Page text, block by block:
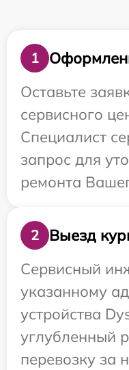
1
Оставьте
сервисного
Специалист
запрос для
ремонта
2
Выезд
Сервисный
указанному
устройства
углубленный
перевозку за